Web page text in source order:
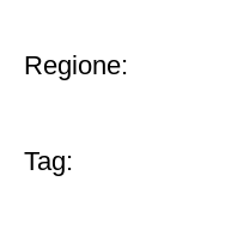
Regione:
Tag: